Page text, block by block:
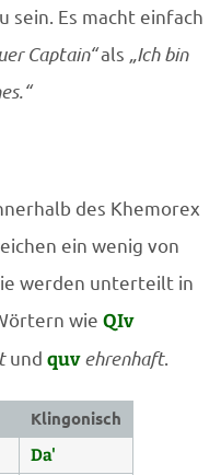
sein. Es macht einfach
Captain“als „Ich bin
des Khemorex
ein wenig von
werden unterteilt in
wie QIv
und quv ehrenhaft.
Klingonisch
Da'